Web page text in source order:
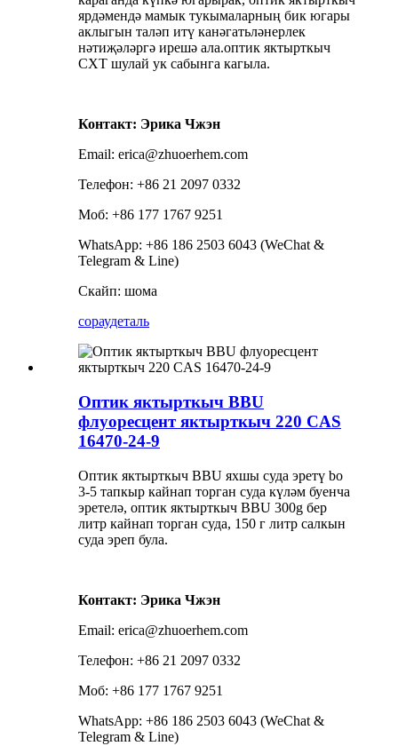
ярдәмендә мамык тукымаларның бик югары
аклыгын таләп итү канәгатьләнерлек
нәтиҗәләргә ирешә ала.оптик яктырткыч
CXT шулай ук ​​сабынга кагыла.
Контакт: Эрика Чжэн
Email: erica@zhuoerhem.com
Телефон: +86 21 2097 0332
Моб: +86 177 1767 9251
WhatsApp: +86 186 2503 6043 (WeChat &
Telegram & Line)
Скайп: шома
сораудеталь
Оптик яктырткыч BBU
флуоресцент яктырткыч 220 CAS
16470-24-9
Оптик яктырткыч BBU яхшы суда эретү bo
3-5 тапкыр кайнап торган суда күләм буенча
эретелә, оптик яктырткыч BBU 300g бер
литр кайнап торган суда, 150 г литр салкын
суда эреп була.
Контакт: Эрика Чжэн
Email: erica@zhuoerhem.com
Телефон: +86 21 2097 0332
Моб: +86 177 1767 9251
WhatsApp: +86 186 2503 6043 (WeChat &
Telegram & Line)